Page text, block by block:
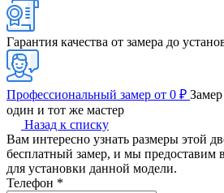
Гарантия качества от замера до
Профессиональный замер от 0 ₽
один и тот же мастер
Назад к списку
Вам интересно узнать размеры этой
бесплатный замер, и мы предоставим
для установки данной модели.
Телефон *